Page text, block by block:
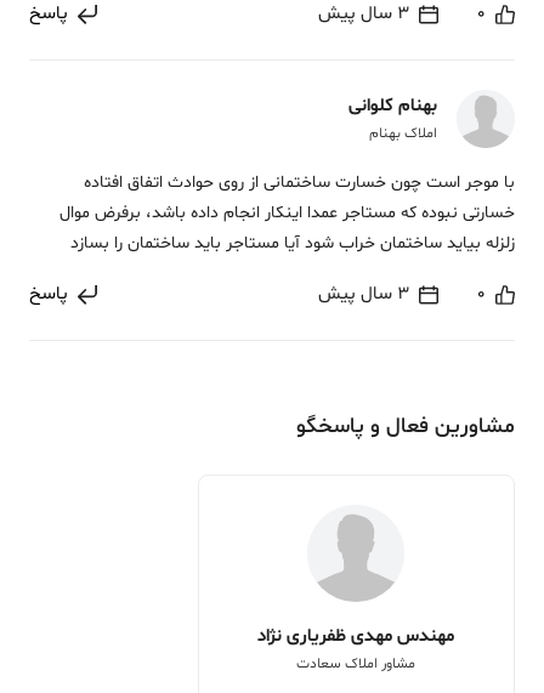
0 3 سال پیش پاسخ
بهنام کلوانی
املاک بهنام
با موجر است چون خسارت ساختمانی از روی حوادث اتفاق افتاده
خسارتی نبوده که مستاجر عمدا اینکار انجام داده باشد، برفرض موال
زلزله بیاید ساختمان خراب شود آیا مستاجر باید ساختمان را بسازد
0 3 سال پیش پاسخ
مشاورین فعال و پاسخگو
مهندس مهدی ظفریاری نژاد
مشاور املاک سعادت